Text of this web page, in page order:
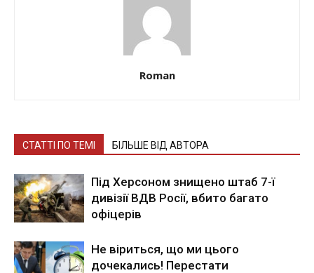
Roman
СТАТТІ ПО ТЕМІ БІЛЬШЕ ВІД АВТОРА
Під Херсоном знищено штаб 7-ї
дивізії ВДВ Росії, вбито багато
офіцерів
Не віриться, що ми цього
дочекались! Перестати